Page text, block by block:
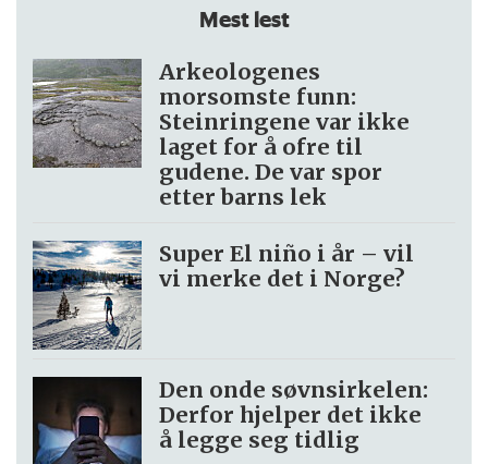
Mest lest
Arkeologenes
morsomste funn:
Steinringene var ikke
laget for å ofre til
gudene. De var spor
etter barns lek
Super El niño i år – vil
vi merke det i Norge?
Den onde søvnsirkelen:
Derfor hjelper det ikke
å legge seg tidlig